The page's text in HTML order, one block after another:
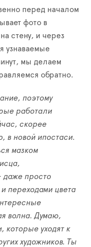
перед началом
фото в
стену, и через
узнаваемые
мы делаем
обратно.
поэтому
работали
скорее
в новой ипостаси.
мазком
даже просто
переходами цвета
волна. Думаю,
которые уходят к
художников. Ты